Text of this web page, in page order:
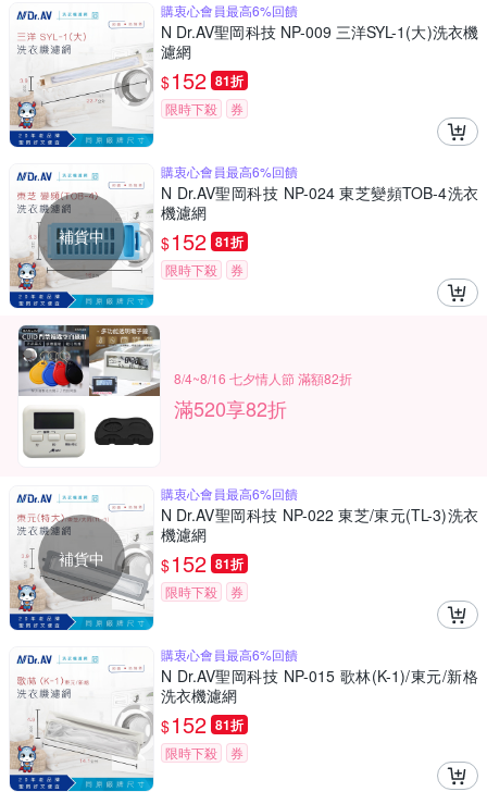
購衷心會員最高6%回饋
N Dr.AV聖岡科技 NP-009 三洋SYL-1(大)洗衣機
濾網
$152 81折
限時下殺 券
補貨中
購衷心會員最高6%回饋
N Dr.AV聖岡科技 NP-024 東芝變頻TOB-4洗衣
機濾網
$152 81折
限時下殺 券
8/4~8/16 七夕情人節 滿額82折
滿520享82折
補貨中
購衷心會員最高6%回饋
N Dr.AV聖岡科技 NP-022 東芝/東元(TL-3)洗衣
機濾網
$152 81折
限時下殺 券
購衷心會員最高6%回饋
N Dr.AV聖岡科技 NP-015 歌林(K-1)/東元/新格
洗衣機濾網
$152 81折
限時下殺 券